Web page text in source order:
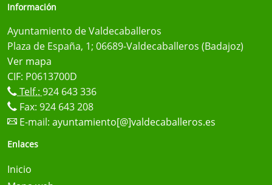
Información
Ayuntamiento de Valdecaballeros
Plaza de España, 1; 06689-Valdecaballeros (Badajoz)
Ver mapa
CIF: P0613700D
Telf.: 924 643 336
Fax: 924 643 208
E-mail: ayuntamiento[@]valdecaballeros.es
Enlaces
Inicio